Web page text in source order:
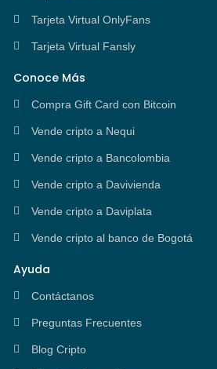
Tarjeta Virtual OnlyFans
Tarjeta Virtual Fansly
Conoce Más
Compra Gift Card con Bitcoin
Vende cripto a Nequi
Vende cripto a Bancolombia
Vende cripto a Davivienda
Vende cripto a Daviplata
Vende cripto al banco de Bogotá
Ayuda
Contáctanos
Preguntas Frecuentes
Blog Cripto